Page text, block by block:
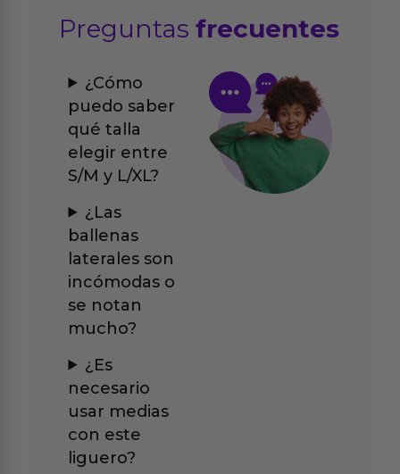
Preguntasfrecuentes
¿Cómo
puedo saber
qué talla
elegir entre
S/M y L/XL?
¿Las
ballenas
laterales son
incómodas o
se notan
mucho?
¿Es
necesario
usar medias
con este
liguero?